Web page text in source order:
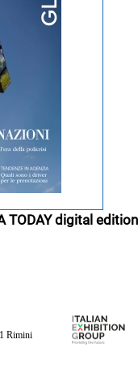
TODAY digital edition
Rimini